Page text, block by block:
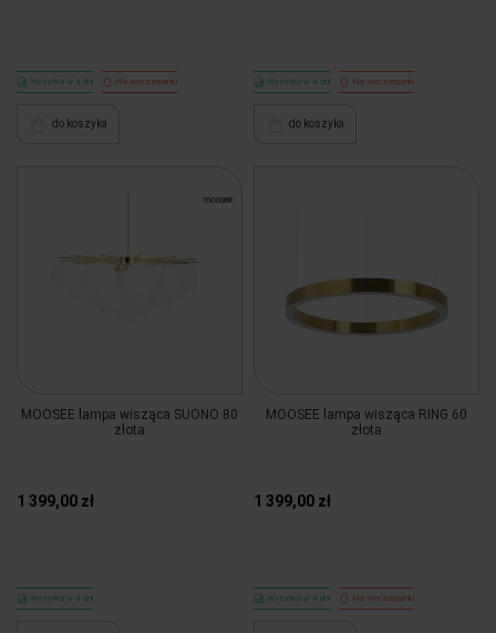
Wysyłka w 4 dni Na wyczerpaniu
do koszyka
Wysyłka w 4 dni Na wyczerpaniu
do koszyka
MOOSEE lampa wisząca SUONO 80
złota
1 399,00 zł
Wysyłka w 4 dni
MOOSEE lampa wisząca RING 60
złota
1 399,00 zł
Wysyłka w 4 dni Na wyczerpaniu